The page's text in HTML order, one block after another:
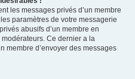
les messages privés d’un membre
paramètres de votre messagerie
abusifs d’un membre en
Ce dernier a la
membre d’envoyer des messages